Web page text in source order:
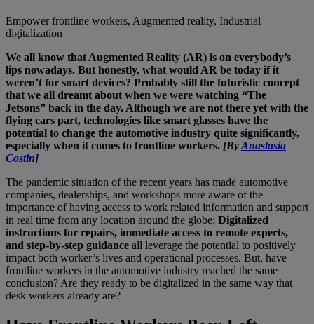
Empower frontline workers, Augmented reality, Industrial
digitalization
We all know that Augmented Reality (AR) is on everybody’s
lips nowadays. But honestly, what would AR be today if it
weren’t for smart devices? Probably still the futuristic concept
that we all dreamt about when we were watching “The
Jetsons” back in the day. Although we are not there yet with the
flying cars part, technologies like smart glasses have the
potential to change the automotive industry quite significantly,
especially when it comes to frontline workers. [ByAnastasia
Costin]
The pandemic situation of the recent years has made automotive
companies, dealerships, and workshops more aware of the
importance of having access to work related information and support
in real time from any location around the globe: Digitalized
instructions for repairs, immediate access to remote experts,
and step-by-step guidance all leverage the potential to positively
impact both worker’s lives and operational processes. But, have
frontline workers in the automotive industry reached the same
conclusion? Are they ready to be digitalized in the same way that
desk workers already are?